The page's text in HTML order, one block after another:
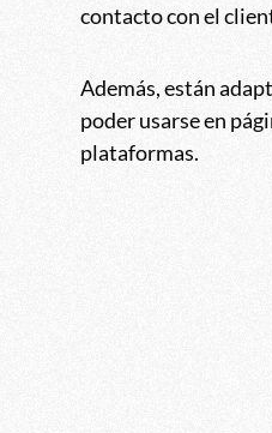
contacto con el
Además, están
poder usarse en
plataformas.